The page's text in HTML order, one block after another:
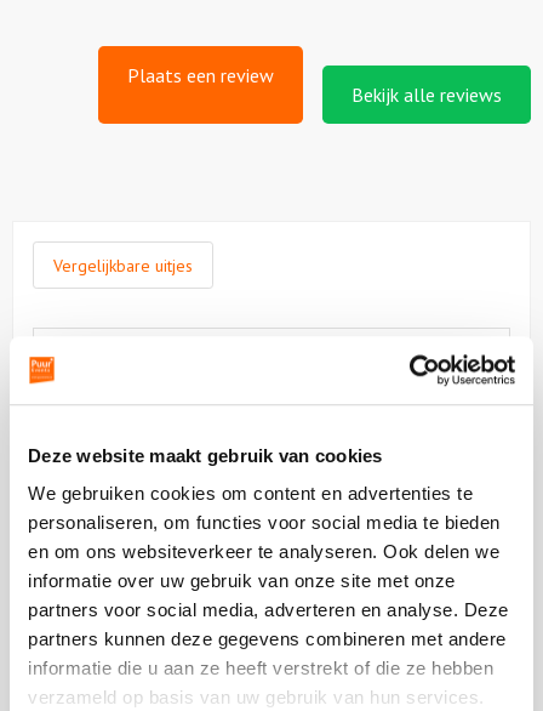
Deze website maakt gebruik van cookies
We gebruiken cookies om content en advertenties te
personaliseren, om functies voor social media te bieden
en om ons websiteverkeer te analyseren. Ook delen we
informatie over uw gebruik van onze site met onze
partners voor social media, adverteren en analyse. Deze
partners kunnen deze gegevens combineren met andere
informatie die u aan ze heeft verstrekt of die ze hebben
verzameld op basis van uw gebruik van hun services.
Plaats een review
Bekijk alle reviews
Vergelijkbare uitjes
Bekijk
Dak
The
Living
vanaf €300,00 p.p. excl BTW
Dak van Amsterdam, The Living
Vergaderen met het mooiste uitzicht van Amsterdam
Bekijk
Dak
van
The
Living